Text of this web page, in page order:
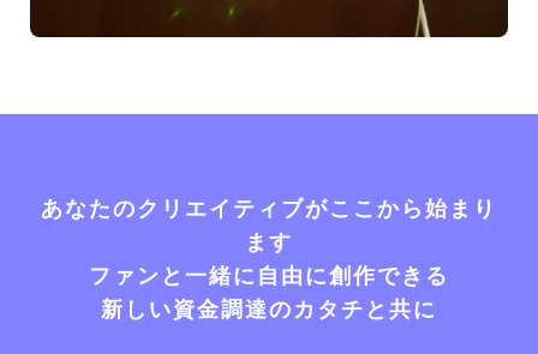
あなたのクリエイティブがここから始まり
ます
ファンと一緒に自由に創作できる
新しい資金調達のカタチと共に